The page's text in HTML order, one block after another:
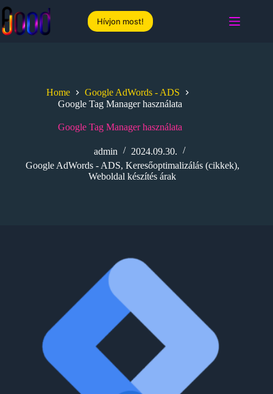
Skip
content
Hívjon most!
Home
Google AdWords - ADS
Google Tag Manager használata
Google Tag Manager használata
admin
2024.09.30.
Google AdWords - ADS, Keresőoptimalizálás (cikkek),
Weboldal készítés árak